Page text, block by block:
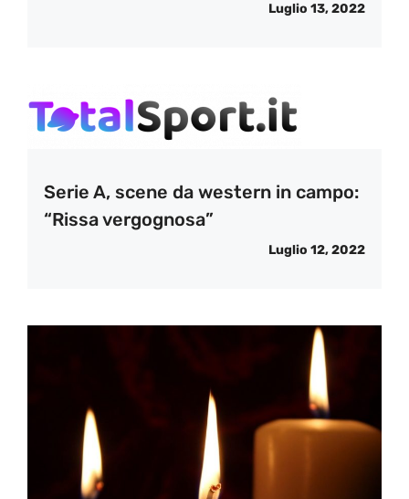
Luglio 13, 2022
Serie A, scene da western in campo:
“Rissa vergognosa”
Luglio 12, 2022